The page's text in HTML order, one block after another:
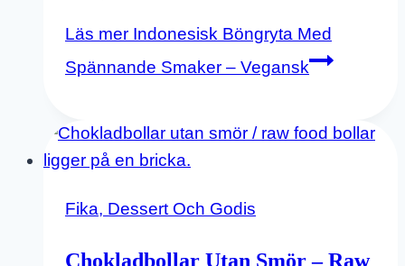
Läs mer Indonesisk Böngryta Med
Spännande Smaker – Vegansk
Fika, Dessert Och Godis
Chokladbollar Utan Smör – Raw